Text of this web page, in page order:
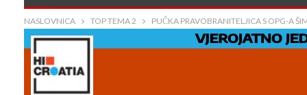
NASLOVNICA TOP TEMA 2 PUČKA PRAVOBRANITELJICA S OPG-A